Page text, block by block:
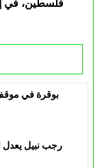
فلسطين، في
بوقرة في
رجب نبيل يعدل